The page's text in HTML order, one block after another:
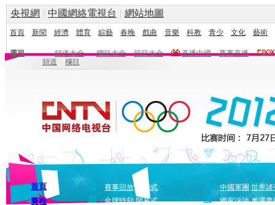
央視網 | 中國網絡電視台 | 網站地圖
首頁 新聞 經濟 體育 綜藝 春晚 戲曲 音樂 科教 青少 文化 藝術
電視 頻道大全 欄目大全 節目大全 直播中國
賽事直播
頻道
欄目
首頁
賽程
頻
賽事回放
開幕式
金牌時刻 閉幕式
中國軍團 世界諸
獨家評論 奧運畫